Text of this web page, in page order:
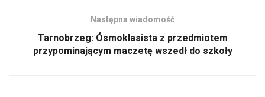
Następna wiadomość
Tarnobrzeg: Ósmoklasista z przedmiotem
przypominającym maczetę wszedł do szkoły